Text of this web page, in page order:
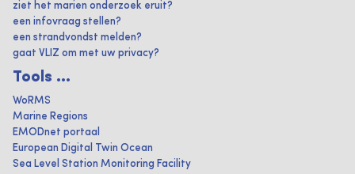
ziet het marien onderzoek eruit?
een infovraag stellen?
een strandvondst melden?
gaat VLIZ om met uw privacy?
Tools ...
WoRMS
Marine Regions
EMODnet portaal
European Digital Twin Ocean
Sea Level Station Monitoring Facility